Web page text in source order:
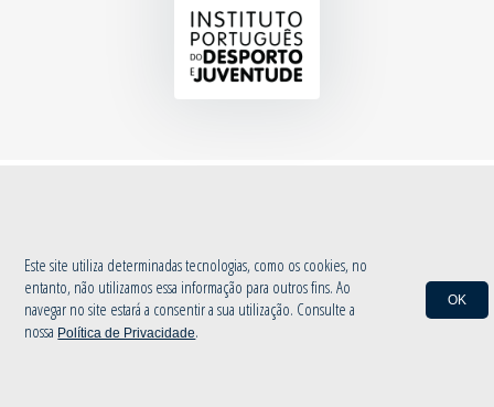
Este site utiliza determinadas tecnologias, como os cookies, no
entanto, não utilizamos essa informação para outros fins. Ao
navegar no site estará a consentir a sua utilização. Consulte a
nossa Política de Privacidade.
OK